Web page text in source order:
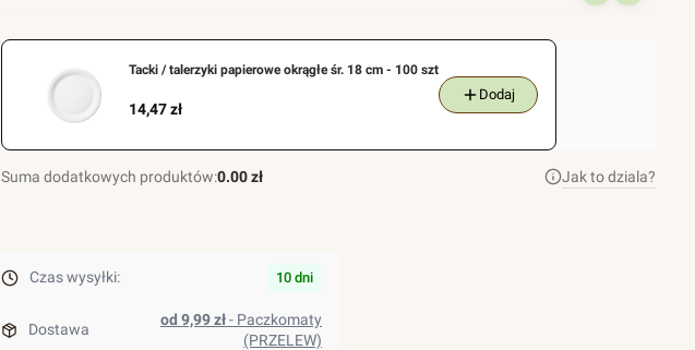
tortille
100szt
Tacki / talerzyki papierowe okrągłe śr. 18 cm - 100 szt
Cena
14,47 zł
Dodaj
Suma dodatkowych produktów:0.00 zł Jak to dziala?
Czas wysyłki: 10 dni
Dostawa
od 9,99 zł- Paczkomaty
(PRZELEW)